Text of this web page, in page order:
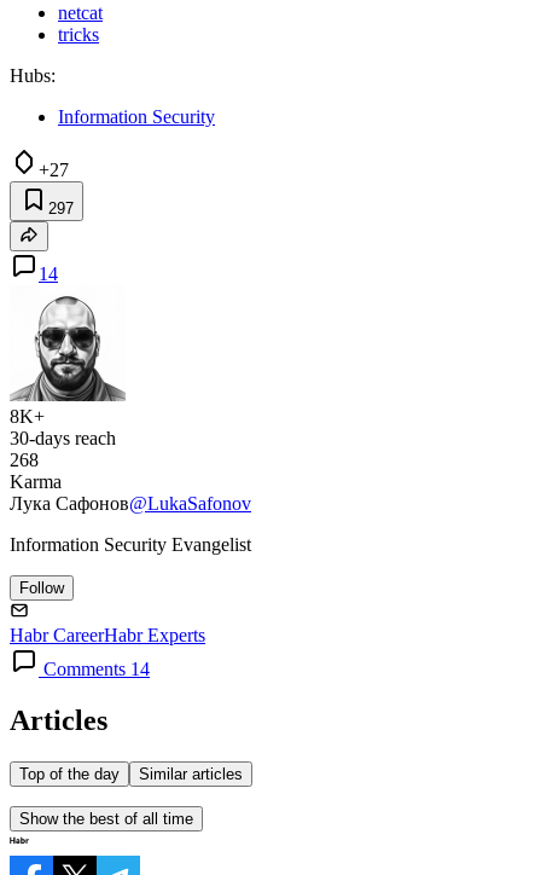
netcat
tricks
Hubs:
Information Security
+27
297
14
8K+
30-days reach
268
Karma
Лука Сафонов@LukaSafonov
Information Security Evangelist
Follow
Habr CareerHabr Experts
Comments 14
Articles
Top of the day Similar articles
Show the best of all time